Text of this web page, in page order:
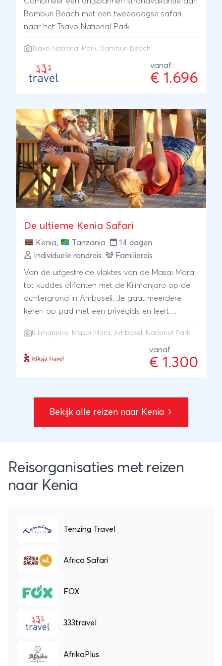
National Park zijn het opnieuw kuddes olifanten
die je weg kruisen en als klap op de vuurpijl
passeren alle leden van de Big Five nog een
keer de revue in Tsavo West en Tsavo East
tropische Diani Beach, waar je geniet van zon,
zee en strand en leuke watersportactiviteiten
safari- en strand rondreis is het bewijs dat
perfectie wel degelijk bestaat.
Bamburi Beach met een tweedaagse safari
naar het Tsavo National Park.
Tsavo National Park, Bamburi Beach
vanaf
€ 1.696
De ultieme Kenia Safari
Kenia, Tanzania
14 dagen
Individuele rondreis
Familiereis
Van de uitgestrekte vlaktes van de Masai Mara
tot kuddes olifanten met de Kilimanjaro op de
achtergrond in Amboseli. Je gaat meerdere
keren op pad met een privégids en leert
Tussendoor is er ruimte om te ontspannen op
fijne, kindvriendelijke plekken. Een afwisselend
avontuur waarbij elke safaridag weer anders is
Kilimanjaro, Masai Mara, Amboseli National Park
vanaf
€ 1.300
Bekijk alle reizen naar Kenia
Reisorganisaties met reizen
naar Kenia
Tenzing Travel
Africa Safari
FOX
333travel
AfrikaPlus